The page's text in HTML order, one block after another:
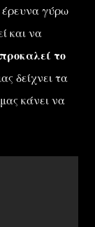
έρευνα γύρω
και να
το
δείχνει τα
κάνει να